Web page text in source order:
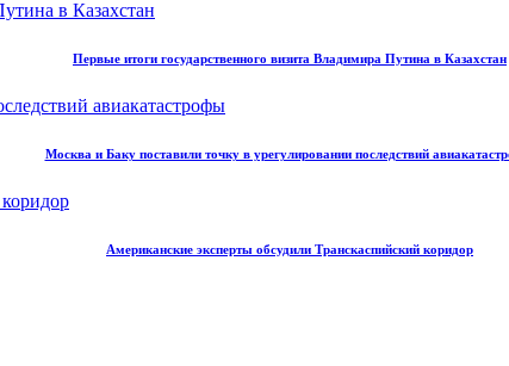
Первые итоги государственного визита Владимира Путина в Казахстан
Москва и Баку поставили точку в урегулировании последствий
Американские эксперты обсудили Транскаспийский коридор